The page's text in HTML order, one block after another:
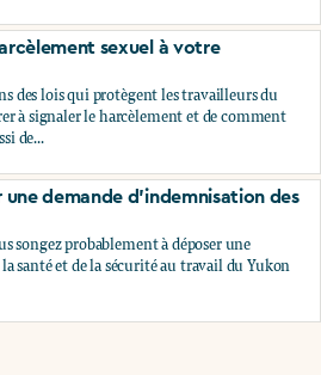
ou non une plainte relative
sexuel à votre
des lois qui protègent les travailleurs du
à signaler le harcèlement et de comment
de...
sexuel à votre employeur
une demande d'indemnisation des
songez probablement à déposer une
santé et de la sécurité au travail du Yukon
une demande d'indemnisation des